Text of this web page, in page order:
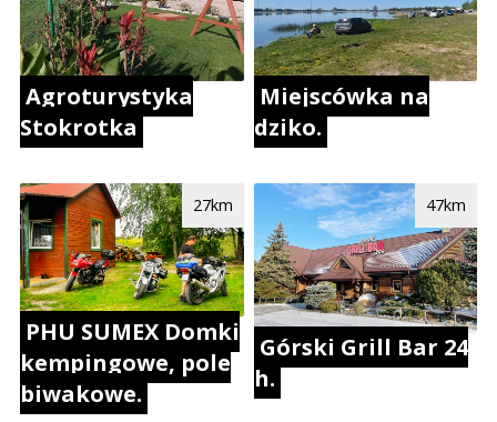
Agroturystyka
Stokrotka
PHU SUMEX Domki
kempingowe, pole
biwakowe.
27km
Miejscówka na
dziko.
Górski Grill Bar 24
h.
47km